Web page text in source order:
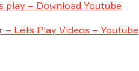
play – Download Youtube
Lets Play Videos – Youtube